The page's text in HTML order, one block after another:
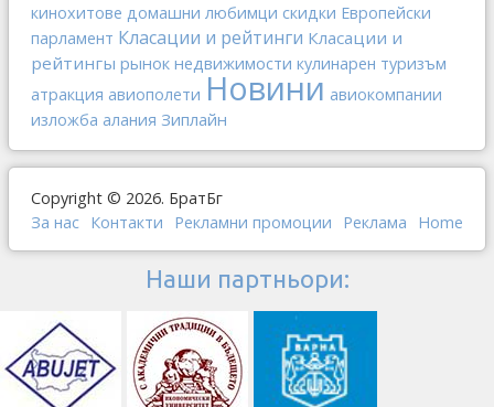
кинохитове домашни любимци скидки Европейски
парламент Класации и рейтинги Класации и
рейтингы рынок недвижимости кулинарен туризъм
атракция авиополети Новини авиокомпании
изложба алания Зиплайн
Copyright © 2026. БратБг
За нас Контакти Рекламни промоции Реклама Home
Наши партньори: